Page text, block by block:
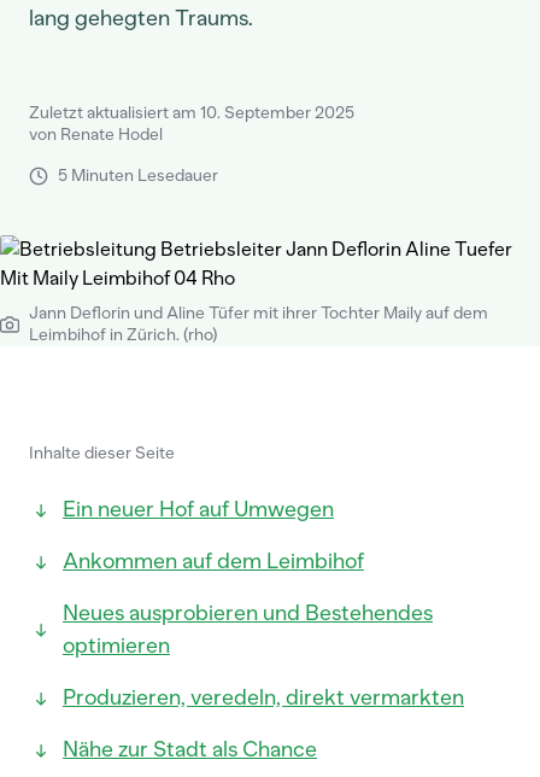
lang gehegten Traums.
Zuletzt aktualisiert am 10. September 2025
von Renate Hodel
5 Minuten Lesedauer
Jann Deflorin und Aline Tüfer mit ihrer Tochter Maily auf dem
Leimbihof in Zürich. (rho)
Inhalte dieser Seite
Ein neuer Hof auf Umwegen
Ankommen auf dem Leimbihof
Neues ausprobieren und Bestehendes
optimieren
Produzieren, veredeln, direkt vermarkten
Nähe zur Stadt als Chance